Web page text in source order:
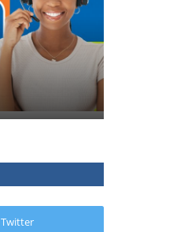
Twitter